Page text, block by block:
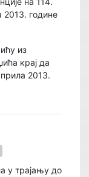
2013. године
из
крај да
2013.
у трајању до